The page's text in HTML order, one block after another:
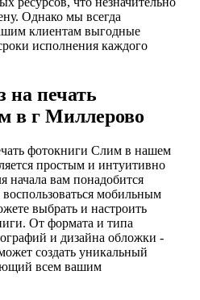
Однако мы всегда
клиентам выгодные
исполнения каждого
на печать
в г Миллерово
фотокниги Слим в нашем
простым и интуитивно
начала вам понадобится
мобильным
выбрать и настроить
От формата и типа
и дизайна обложки -
создать уникальный
всем вашим